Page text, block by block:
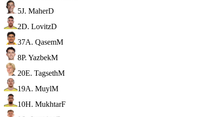
5J. MaherD
2D. LovitzD
37A. QasemM
8P. YazbekM
20E. TagsethM
19A. MuylM
10H. MukhtarF